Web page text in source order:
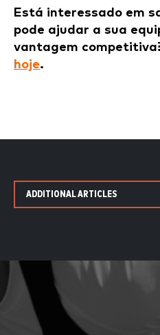
Está interessado em
pode ajudar a sua
vantagem
hoje.
ADDITIONAL ARTICLES